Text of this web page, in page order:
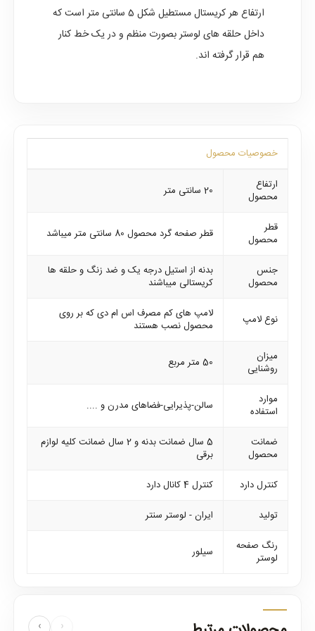
ارتفاع هر کریستال مستطیل شکل 5 سانتی متر است که
داخل حلقه های لوستر بصورت منظم و در یک خط کنار
هم قرار گرفته اند.
خصوصیات محصول
ارتفاع
محصول
20 سانتی متر
قطر
محصول
قطر صفحه گرد محصول 80 سانتی متر میباشد
جنس
محصول
بدنه از استیل درجه یک و ضد زنگ و حلقه ها
کریستالی میباشند
نوع لامپ
لامپ های کم مصرف اس ام دی که بر روی
محصول نصب هستند
میزان
روشنایی
50 متر مربع
موارد
استفاده
سالن-پذیرایی-فضاهای مدرن و ....
ضمانت
محصول
5 سال ضمانت بدنه و 2 سال ضمانت کلیه لوازم
برقی
کنترل دارد
کنترل 4 کانال دارد
تولید
ایران - لوستر سنتر
رنگ صفحه
لوستر
سیلور
‹
›